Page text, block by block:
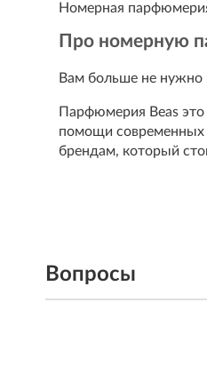
Номерная
Про номерную
Вам больше не нужно
Парфюмерия Beas
помощи современных
брендам, который
Вопросы